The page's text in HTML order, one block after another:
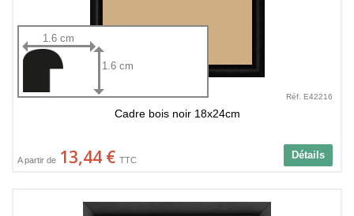
1.6 cm
1.6 cm
Réf. E42216
Cadre bois noir 18x24cm
Détails
A partir de 13,44 € TTC